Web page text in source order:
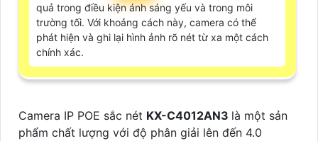
quả trong điều kiện ánh sáng yếu và trong môi
trường tối. Với khoảng cách này, camera có thể
phát hiện và ghi lại hình ảnh rõ nét từ xa một cách
chính xác.
Camera IP POE sắc nét KX-C4012AN3 là một sản
phẩm chất lượng với độ phân giải lên đến 4.0